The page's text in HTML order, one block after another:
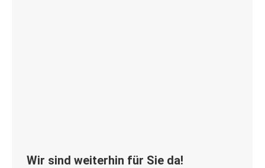
Wir sind weiterhin für Sie da!